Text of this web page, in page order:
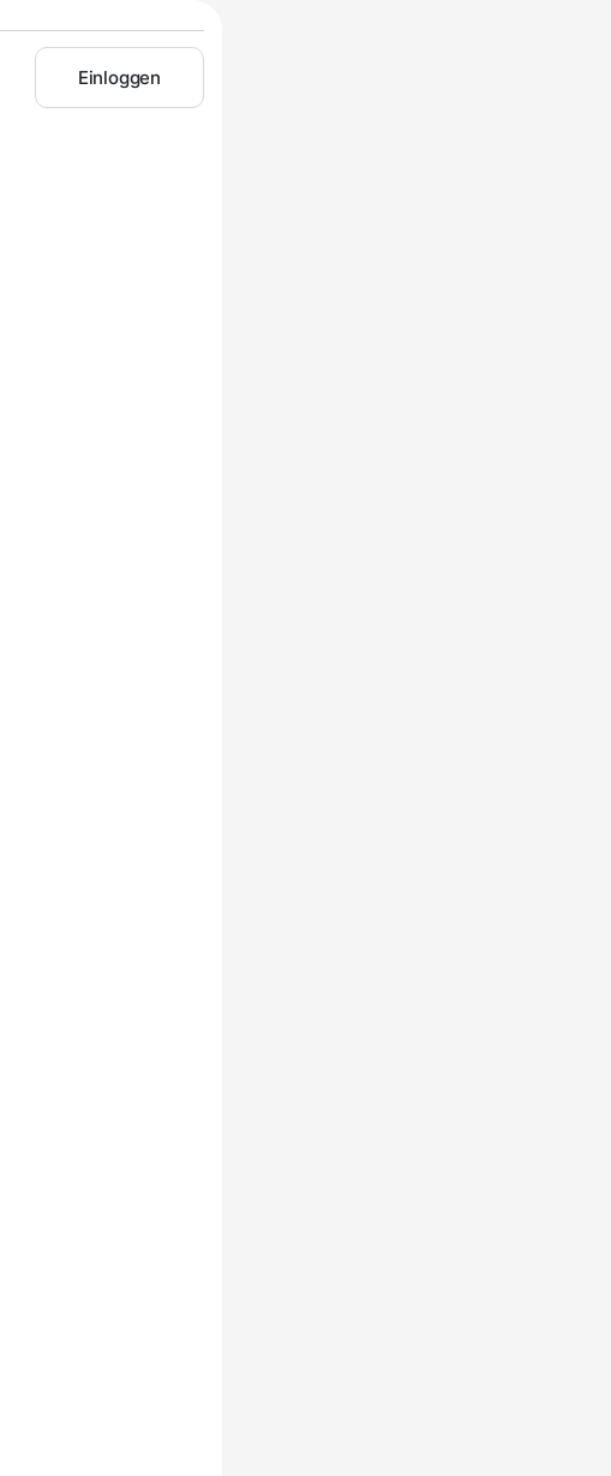
Einloggen